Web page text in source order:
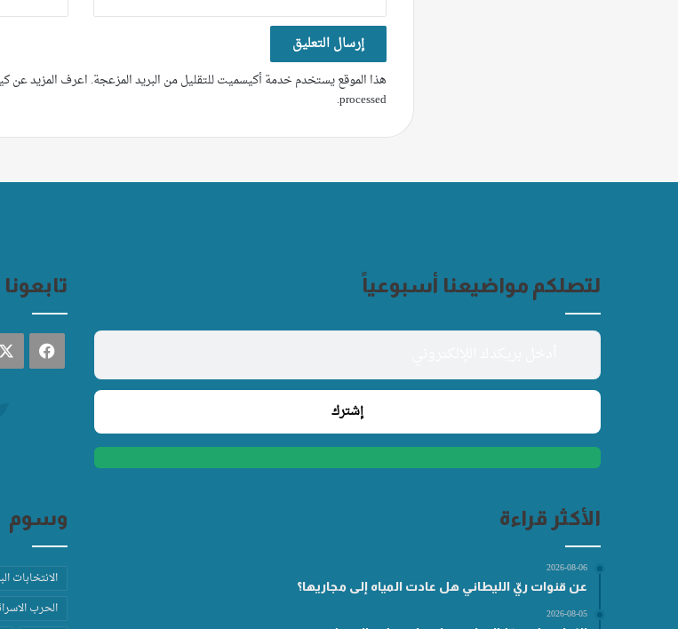
هذا الموقع يستخدم خدمة أكيسميت للتقليل من البريد المزعجة. اعرف المزيد عن
processed
.
لتصلكم مواضيعنا أسبوعياً تابعونا
فيسبوك
الأكثر قراءة
2026-08-06
عن قنوات ريّ الليطاني هل عادت المياه إلى مجاريها؟
2026-08-05
وسوم
الانتخابات
الحرب